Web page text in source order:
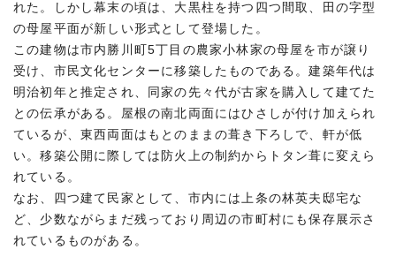
れた。しかし幕末の頃は、大黒柱を持つ四つ間取、田の字型
の母屋平面が新しい形式として登場した。
この建物は市内勝川町5丁目の農家小林家の母屋を市が譲り
受け、市民文化センターに移築したものである。建築年代は
明治初年と推定され、同家の先々代が古家を購入して建てた
との伝承がある。屋根の南北両面にはひさしが付け加えられ
ているが、東西両面はもとのままの葺き下ろしで、軒が低
い。移築公開に際しては防火上の制約からトタン葺に変えら
れている。
なお、四つ建て民家として、市内には上条の林英夫邸宅な
ど、少数ながらまだ残っており周辺の市町村にも保存展示さ
れているものがある。